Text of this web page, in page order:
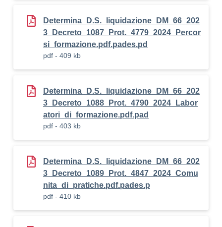
Determina_D.S._liquidazione_DM_66_202
3_Decreto_1087_Prot._4779_2024_Percor
si_formazione.pdf.pades.pd
pdf - 409 kb
Determina_D.S._liquidazione_DM_66_202
3_Decreto_1088_Prot._4790_2024_Labor
atori_di_formazione.pdf.pad
pdf - 403 kb
Determina_D.S._liquidazione_DM_66_202
3_Decreto_1089_Prot._4847_2024_Comu
nita_di_pratiche.pdf.pades.p
pdf - 410 kb